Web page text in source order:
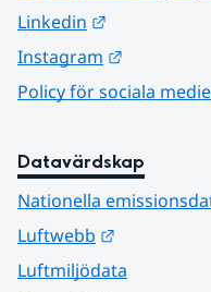
Linkedin
Instagram
Policy för sociala
Datavärdskap
Nationella
Luftwebb
Luftmiljödata